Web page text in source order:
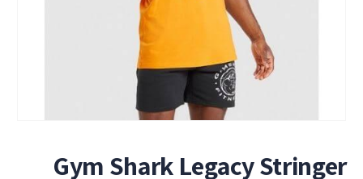
Gym Shark Legacy Stringer